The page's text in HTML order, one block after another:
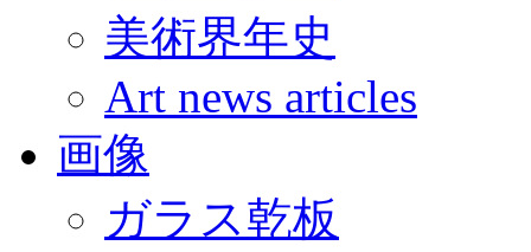
美術界年史
Art news articles
画像
ガラス乾板